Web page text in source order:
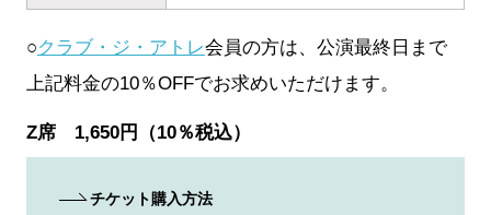
○クラブ・ジ・アトレ会員の方は、公演最終日まで
上記料金の10％OFFでお求めいただけます。
Z席 1,650円（10％税込）
チケット購入方法